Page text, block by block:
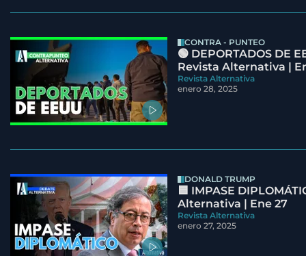
CONTRA - PUNTEO
🟢 DEPORTADOS DE
Revista Alternativa |
Revista Alternativa
enero 28, 2025
DONALD TRUMP
🟦 IMPASE
Alternativa | Ene 27
Revista Alternativa
enero 27, 2025